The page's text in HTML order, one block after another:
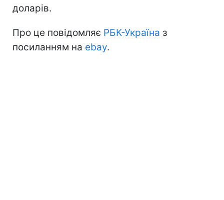
доларів.
Про це повідомляє РБК-Україна з
посиланням на ebay.